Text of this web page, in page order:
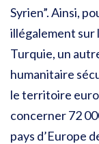
Syrien”. Ainsi,
illégalement
Turquie, un
humanitaire
le territoire
concerner 72
pays d’Europe